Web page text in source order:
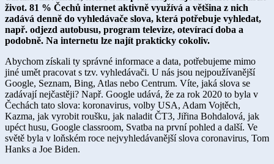
život. 81 % Čechů internet aktivně využívá a většina z nich
zadává denně do vyhledávače slova, která potřebuje vyhledat,
např. odjezd autobusu, program televize, otevírací doba a
podobně. Na internetu lze najít prakticky cokoliv.
Abychom získali ty správné informace a data, potřebujeme mimo
jiné umět pracovat s tzv. vyhledávači. U nás jsou nejpoužívanější
Google, Seznam, Bing, Atlas nebo Centrum. Víte, jaká slova se
zadávají nejčastěji? Např. Google udává, že za rok 2020 to byla v
Čechách tato slova: koronavirus, volby USA, Adam Vojtěch,
Kazma, jak vyrobit roušku, jak naladit ČT3, Jiřina Bohdalová, jak
upéct husu, Google classroom, Svatba na první pohled a další. Ve
světě byla v loňském roce nejvyhledávanější slova coronavirus, Tom
Hanks a Joe Biden.